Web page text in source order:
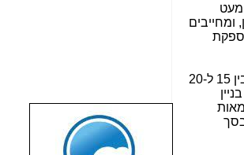
ומחייבים
אבטחה חדשות כדי לעמוד בקצב גידול האיומים. בדו"ח מסכם ל-2020 מספקת
אפילו מבחינת הנראות, בתי חולים לא נראים היום כפי שנראו לפני 10 שנים. אז זה היה מוסד אנלוגי. היום יש בו בין 15 ל-20
שבוע טוב לכל
הגולשים באשר